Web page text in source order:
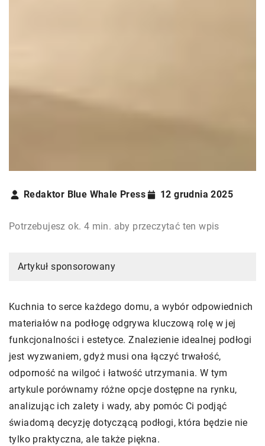
Redaktor Blue Whale Press 12 grudnia 2025
Potrzebujesz ok. 4 min. aby przeczytać ten wpis
Artykuł sponsorowany
Kuchnia to serce każdego domu, a wybór odpowiednich
materiałów na podłogę odgrywa kluczową rolę w jej
funkcjonalności i estetyce. Znalezienie idealnej podłogi
jest wyzwaniem, gdyż musi ona łączyć trwałość,
odporność na wilgoć i łatwość utrzymania. W tym
artykule porównamy różne opcje dostępne na rynku,
analizując ich zalety i wady, aby pomóc Ci podjąć
świadomą decyzję dotyczącą podłogi, która będzie nie
tylko praktyczna, ale także piękna.